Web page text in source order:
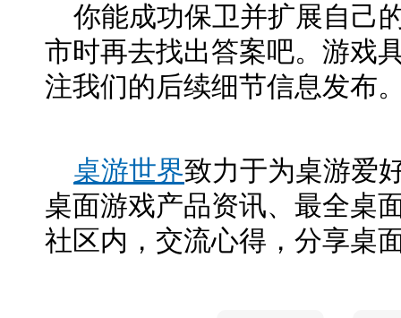
你能成功保卫并扩展自己
市时再去找出答案吧。游戏
注我们的后续细节信息发布
桌游世界致力于为桌游爱
桌面游戏产品资讯、最全桌
社区内，交流心得，分享桌